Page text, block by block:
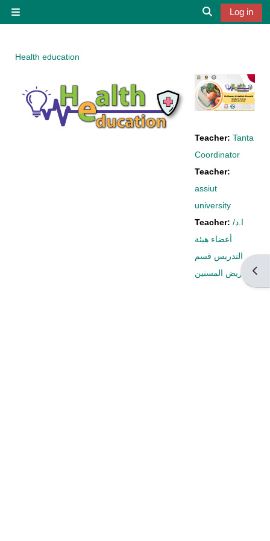
Log in
Health education
Teacher:Tanta
Coordinator
Teacher:
assiut
university
Teacher:ا.د/
أعضاء هيئة
التدريس قسم
تمريض المسنين